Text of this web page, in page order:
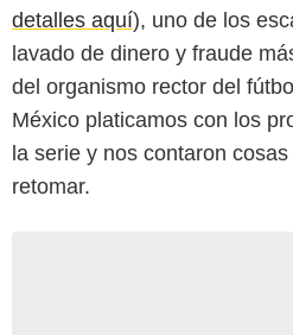
detalles aquí), uno de los
lavado de dinero y fraude
del organismo rector del
México platicamos con los
la serie y nos contaron
retomar.